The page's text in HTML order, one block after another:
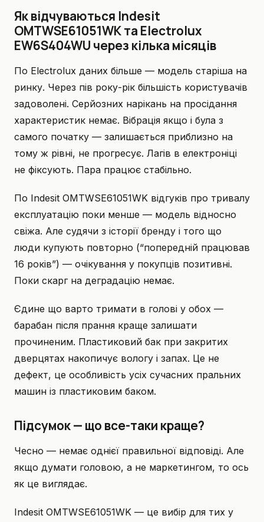
Як відчуваються Indesit
OMTWSE61051WK та Electrolux
EW6S404WU через кілька місяців
По Electrolux даних більше — модель старіша на
ринку. Через пів року-рік більшість користувачів
задоволені. Серйозних нарікань на просідання
характеристик немає. Вібрація якщо і була з
самого початку — залишається приблизно на
тому ж рівні, не прогресує. Лагів в електроніці
не фіксують. Пара працює стабільно.
По Indesit OMTWSE61051WK відгуків про тривалу
експлуатацію поки менше — модель відносно
свіжа. Але судячи з історії бренду і того що
люди купують повторно (“попередній працював
16 років”) — очікування у покупців позитивні.
Поки скарг на деградацію немає.
Єдине що варто тримати в голові у обох —
барабан після прання краще залишати
прочиненим. Пластиковий бак при закритих
дверцятах накопичує вологу і запах. Це не
дефект, це особливість усіх сучасних пральних
машин із пластиковим баком.
Підсумок — що все-таки краще?
Чесно — немає однієї правильної відповіді. Але
якщо думати головою, а не маркетингом, то ось
як це виглядає.
Indesit OMTWSE61051WK — це вибір для тих у